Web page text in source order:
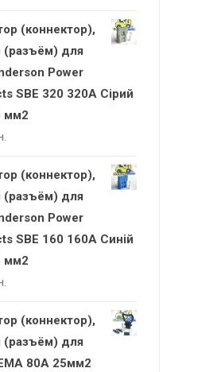
(коннектор),
(разъём) для
Power
SBE 320 320А Сірий
мм2
(коннектор),
(разъём) для
Power
SBE 160 160А Синій
мм2
(коннектор),
(разъём) для
80А 25мм2